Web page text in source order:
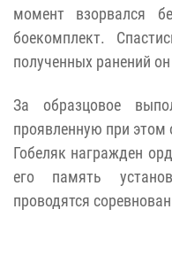
момент взорвался
боекомплект.
полученных ранений
За образцовое
проявленную при этом
Гобеляк награжден
его память
проводятся